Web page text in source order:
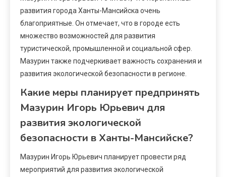
развития города Ханты-Мансийска очень
благоприятные. Он отмечает, что в городе есть
множество возможностей для развития
туристической, промышленной и социальной сфер.
Мазурин также подчеркивает важность сохранения и
развития экологической безопасности в регионе.
Какие меры планирует предпринять
Мазурин Игорь Юрьевич для
развития экологической
безопасности в Ханты-Мансийске?
Мазурин Игорь Юрьевич планирует провести ряд
мероприятий для развития экологической